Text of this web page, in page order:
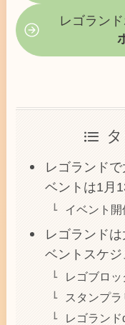
レゴランド
レゴランド
ベントは1月
イベント開
レゴランド
ベントスケ
レゴブロ
スタンプ
レゴラン